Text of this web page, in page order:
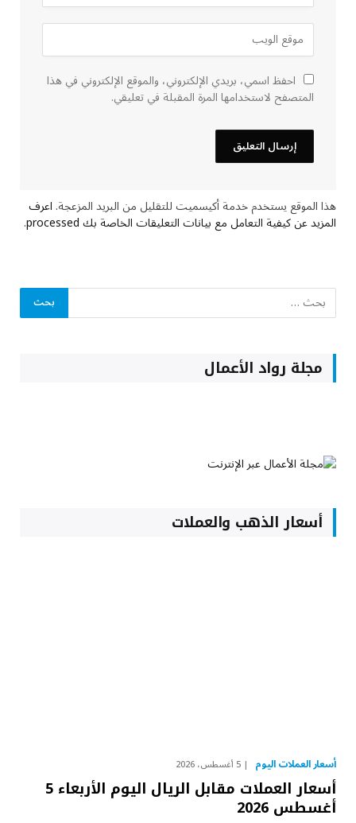
احفظ اسمي، بريدي الإلكتروني، والموقع الإلكتروني في هذا
المتصفح لاستخدامها المرة المقبلة في تعليقي.
هذا الموقع يستخدم خدمة أكيسميت للتقليل من البريد المزعجة.اعرف
المزيد عن كيفية التعامل مع بيانات التعليقات الخاصة بك processed .
مجلة رواد الأعمال
أسعار الذهب والعملات
أسعار العملات اليوم 5 أغسطس، 2026
أسعار العملات مقابل الريال اليوم الأربعاء 5
أغسطس 2026